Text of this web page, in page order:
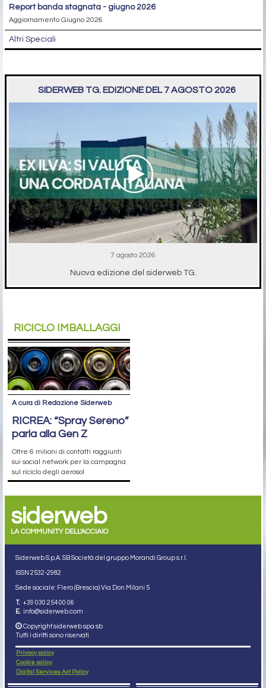
report banda stagnata - giugno 2026
Aggiornamento Giugno 2026
Altri Speciali
SIDERWEB TG. EDIZIONE DEL 7 AGOSTO 2026
7 agosto 2026
Nuova edizione del siderweb TG.
RICICLO IMBALLAGGI
A cura di Redazione Siderweb
RICREA: “Spray Sereno”
parla alla Gen Z
Oltre 6 milioni di contatti raggiunti
sui social network per la campagna
sul riciclo degli aerosol
siderweb
LA COMMUNITY DELL'ACCIAIO
Siderweb S.p.A. SB Società del gruppo Morandi Group s.r.l.
ISSN 2532-2982
Sede sociale: Flero (Brescia) Via Don Milani 5
T. +39 030 254 00 06
E. info@siderweb.com
Copyright siderweb spa sb
Tutti i diritti sono riservati
Privacy policy
Cookie policy
Digital Services Act Policy